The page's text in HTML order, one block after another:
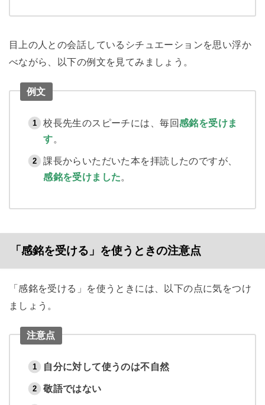
目上の人との会話しているシチュエーションを思い浮か
べながら、以下の例文を見てみましょう。
例文
校長先生のスピーチには、毎回感銘を受けま
す
課長からいただいた本を拝読したのですが、
感銘を受けました
「感銘を受ける」を使うときの注意点
「感銘を受ける」を使うときには、以下の点に気をつけ
ましょう。
注意点
自分に対して使うのは不自然
敬語ではない